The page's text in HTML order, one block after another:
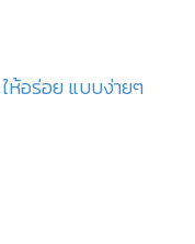
ห้อร่อย แบบง่ายๆ
มกลางขุนเขา ใกล้ๆ
างสำคัญของร้านค้า
นสิทธิ์ โครงการ ม.33